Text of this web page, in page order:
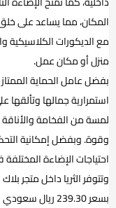
المكان، مما يساعد على
مع الديكورات الكلاسيكية
منزل أو مكان عمل.
بفضل عامل الحماية
استمرارية جمالها
لمسة من الفخامة
وقوة. وبفضل إمكانية
احتياجات الإضاءة
وتتوفر الثريا داخل متجر
بسعر 239.30 ريال سعودي